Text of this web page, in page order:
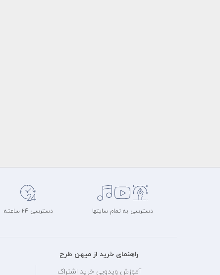
دسترسی به تمام سایتها دسترسی 24 ساعته
راهنمای خرید از میهن طرح
آموزش ویدویی خرید اشتراک